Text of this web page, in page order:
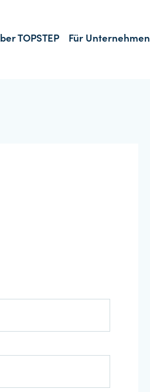
TOPSTEP Für Unternehmen